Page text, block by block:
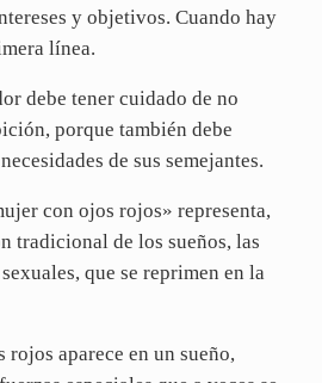
y objetivos. Cuando hay
línea.
debe tener cuidado de no
porque también debe
de sus semejantes.
con ojos rojos» representa,
tradicional de los sueños, las
que se reprimen en la
rojos aparece en un sueño,